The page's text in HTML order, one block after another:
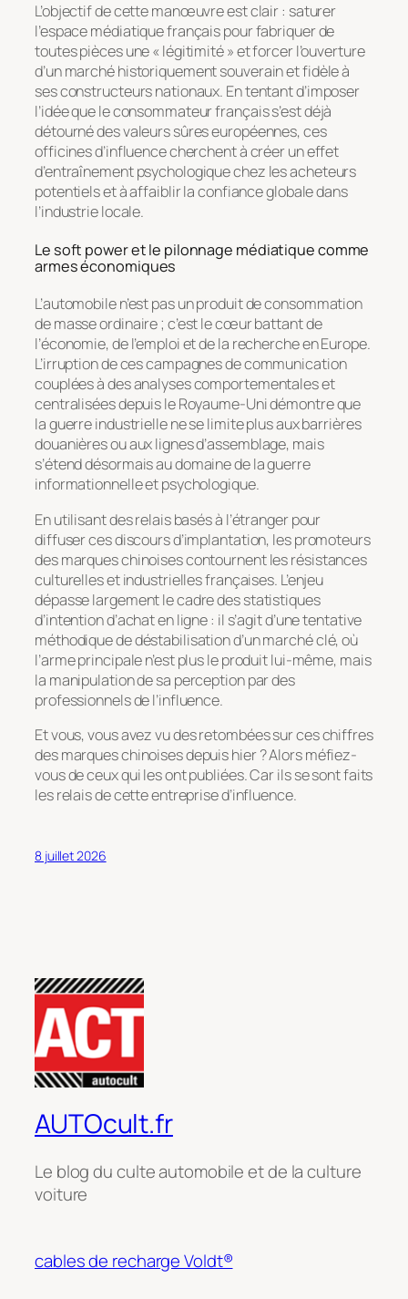
L’objectif de cette manœuvre est clair : saturer
l’espace médiatique français pour fabriquer de
toutes pièces une « légitimité » et forcer l’ouverture
d’un marché historiquement souverain et fidèle à
ses constructeurs nationaux. En tentant d’imposer
l’idée que le consommateur français s’est déjà
détourné des valeurs sûres européennes, ces
officines d’influence cherchent à créer un effet
d’entraînement psychologique chez les acheteurs
potentiels et à affaiblir la confiance globale dans
l’industrie locale.
Le soft power et le pilonnage médiatique comme
armes économiques
L’automobile n’est pas un produit de consommation
de masse ordinaire ; c’est le cœur battant de
l’économie, de l’emploi et de la recherche en Europe.
L’irruption de ces campagnes de communication
couplées à des analyses comportementales et
centralisées depuis le Royaume-Uni démontre que
la guerre industrielle ne se limite plus aux barrières
douanières ou aux lignes d’assemblage, mais
s’étend désormais au domaine de la guerre
informationnelle et psychologique.
En utilisant des relais basés à l’étranger pour
diffuser ces discours d’implantation, les promoteurs
des marques chinoises contournent les résistances
culturelles et industrielles françaises. L’enjeu
dépasse largement le cadre des statistiques
d’intention d’achat en ligne : il s’agit d’une tentative
méthodique de déstabilisation d’un marché clé, où
l’arme principale n’est plus le produit lui-même, mais
la manipulation de sa perception par des
professionnels de l’influence.
Et vous, vous avez vu des retombées sur ces chiffres
des marques chinoises depuis hier ? Alors méfiez-
vous de ceux qui les ont publiées. Car ils se sont faits
les relais de cette entreprise d’influence.
8 juillet 2026
AUTOcult.fr
Le blog du culte automobile et de la culture
voiture
cables de recharge Voldt®